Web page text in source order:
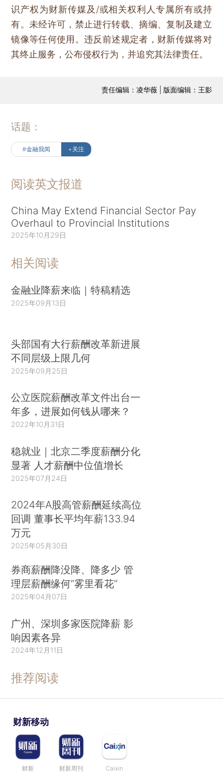
识产权为财新传媒及/或相关权利人专属所有或持
有。未经许可，禁止进行转载、摘编、复制及建立
镜像等任何使用。违反前述规定者，财新传媒将对
其终止服务，公布侵权行为，并追究其法律责任。
责任编辑：凌华薇 | 版面编辑：王影
话题：
#金融我闻 +关注
阅读英文报道
China May Extend Financial Sector Pay
Overhaul to Provincial Institutions
2025年10月29日
相关阅读
金融业降薪来临｜特稿精选
2025年09月13日
头部国有大行薪酬改革新进展
不同层级上限几何
2025年09月25日
公立医院薪酬改革文件出台一
年多，进展如何钱从哪来？
2022年10月31日
稳就业｜北京二季度薪酬分化
显著 人才薪酬中位值增长
2025年07月24日
2024年A股高管薪酬延续高位
回调 董事长平均年薪133.94
万元
2025年05月30日
券商薪酬降没降、降多少 管
理层薪酬缘何“雾里看花”
2025年04月07日
广州、深圳多家医院降薪 影
响因素各异
2024年12月11日
推荐阅读
财新移动
财新 财新周刊 Caixin